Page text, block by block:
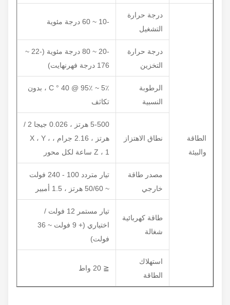
الطاقة
والبيئة
درجة حرارة
التشغيل
درجة حرارة
التخزين
-20 ~ 80 درجة مئوية (-22 ~
الرطوبة
النسبية
5٪ ~ 95٪ @ 40 ° C ، بدون
تكاثف
نطاق الاهتزاز
5-500 هرتز ، 0.026 جيجا 2 /
هرتز ، 2.16 جرام ، X ، Y ،
مصدر طاقة
خارجي
تيار متردد 100 - 240 فولت
طاقة كهربائية
شغالة
تيار مستمر 12 فولت /
اختياري (+ 9 فولت ~ 36
فولت)
استهلاك
الطاقة